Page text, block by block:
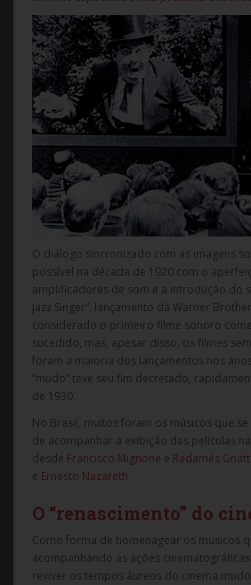
O diálogo sincronizado com as imagens
possível na década de 1920 com o
amplificadores de som e a introdução do
Jazz Singer”, lançamento da Warner
considerado o primeiro filme sonoro
sucedido, mas, apesar disso, os filmes
foram a maioria dos lançamentos nos
“mudo” teve seu fim decretado,
de 1930.
No Brasil, muitos foram os músicos que
de acompanhar a exibição das películas
desde Francisco Mignone e Radamés
e Ernesto Nazareth
O “renascimento” do
Como forma de homenagear os músicos
acompanhando as ações
reviver os tempos áureos do cinema